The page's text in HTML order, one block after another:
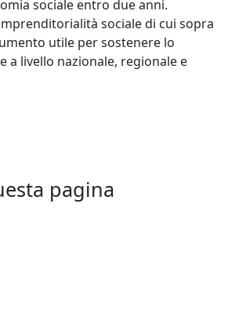
sociale entro due anni.
sociale di cui sopra
utile per sostenere lo
a livello nazionale, regionale e
pagina